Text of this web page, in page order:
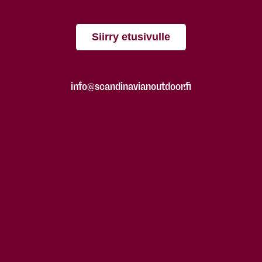
Siirry etusivulle
info@scandinavianoutdoor.fi